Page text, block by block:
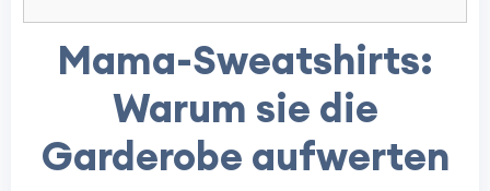
Mama-Sweatshirts:
Warum sie die
Garderobe aufwerten